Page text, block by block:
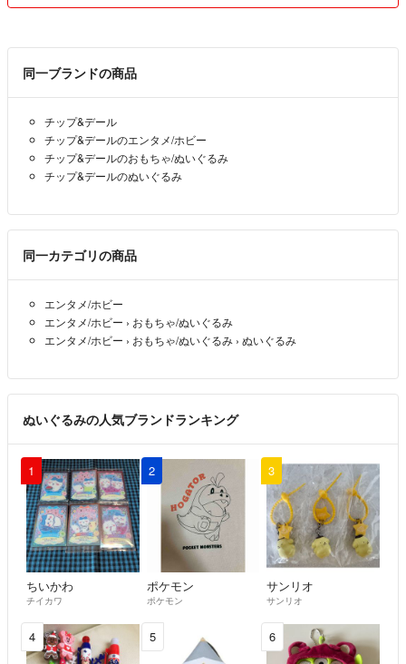
返品・返金は一切受け付けておりませんのでご注意下さい。
⚫︎お取り置きはしておりません。
⚫︎基本、送料のお調べは出来かねませんのでご了承下さい。（1番安い
着払いの際は発送した際に送料をお知らせいたします。
⚫︎郵送後の破損等は一切の責任を負いません。
⚫︎トラブル回避の為、取り引き評価を確認させて頂き、取り引き相手様
を決めさせて頂きます。
⚫︎ 撮影時に汚れ等確認していますが、見落としあるかもしれません。
梱包時にもう一度確認しています。
その際に汚れ等見つけた場合はご相談させて頂きます。
何点も同時に撮影したり出品したりしているので、見落としがある場合
もあります。
⚫︎いかなる理由でも返品＋返金不可です。
素人が出品している中古品であることをご理解の上ご購入下さい。
以上のことを守って頂ける方のみとの取り引きになります。
よろしくお願い致します。
同一ブランドの商品
チップ&デール
チップ&デールのエンタメ/ホビー
チップ&デールのおもちゃ/ぬいぐるみ
チップ&デールのぬいぐるみ
同一カテゴリの商品
エンタメ/ホビー
エンタメ/ホビー › おもちゃ/ぬいぐるみ
エンタメ/ホビー › おもちゃ/ぬいぐるみ › ぬいぐるみ
ぬいぐるみの人気ブランドランキング
1
ちいかわ
チイカワ
2
ポケモン
ポケモン
3
サンリオ
サンリオ
4 5 6